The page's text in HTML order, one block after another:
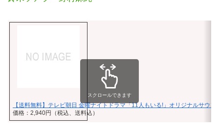
【送料無料】テレビ朝日 金曜ナイトドラマ「11人もいる!」オリジナルサウ
価格：2,940円（税込、送料込）
スクロールできます